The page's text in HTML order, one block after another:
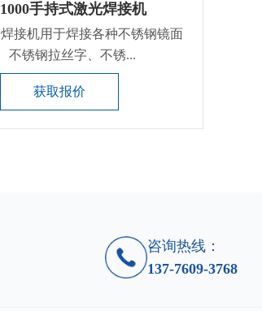
手持式激光焊接机
接机用于焊接各种不锈钢镜面
不锈钢拉丝字、不锈...
获取报价
咨询热线：
137-7609-3768